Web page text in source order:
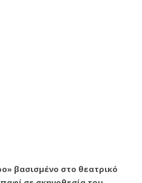
βασισμένο στο θεατρικό